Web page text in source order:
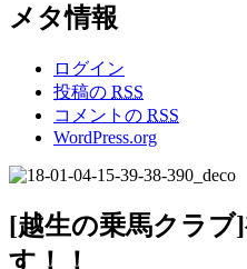
メタ情報
ログイン
投稿の RSS
コメントの RSS
WordPress.org
[越生の乗馬クラブ
す！！